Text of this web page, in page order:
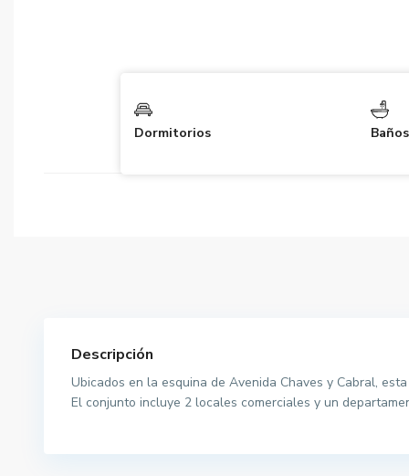
Dormitorios Baños
Descripción
Ubicados en la esquina de Avenida Chaves y Cabral,
El conjunto incluye 2 locales comerciales y un